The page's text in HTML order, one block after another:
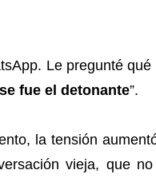
Le pregunté
fue el detonante”.
la tensión
vieja, que